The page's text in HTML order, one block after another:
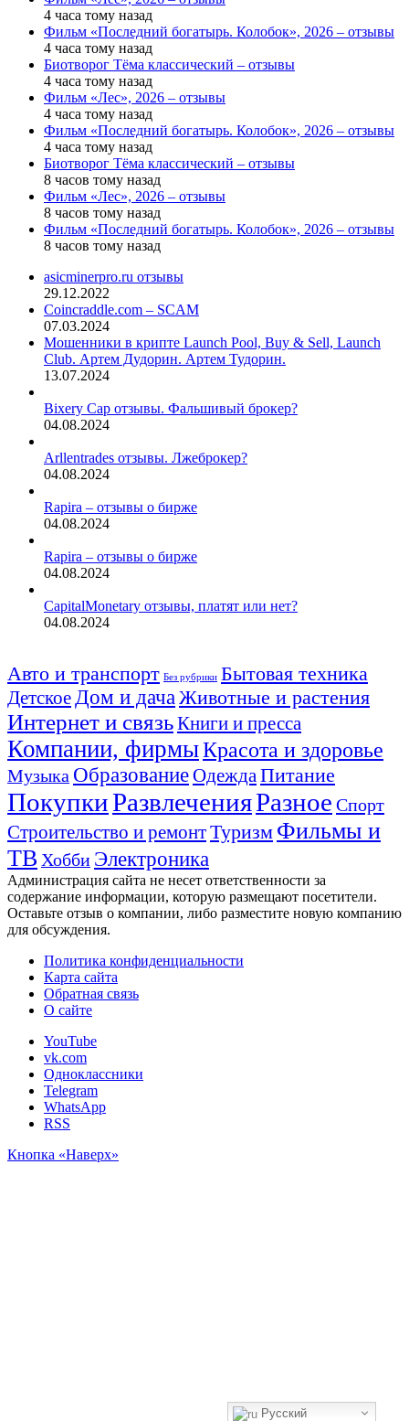
4 часа тому назад
Фильм «Последний богатырь. Колобок», 2026 – отзывы
4 часа тому назад
Биотворог Тёма классический – отзывы
4 часа тому назад
Фильм «Лес», 2026 – отзывы
4 часа тому назад
Фильм «Последний богатырь. Колобок», 2026 – отзывы
4 часа тому назад
Биотворог Тёма классический – отзывы
8 часов тому назад
Фильм «Лес», 2026 – отзывы
8 часов тому назад
Фильм «Последний богатырь. Колобок», 2026 – отзывы
8 часов тому назад
asicminerpro.ru отзывы
29.12.2022
Coincraddle.com – SCAM
07.03.2024
Мошенники в крипте Launch Pool, Buy & Sell, Launch
Club. Артем Дудорин. Артем Тудорин.
13.07.2024
Bixery Cap отзывы. Фальшивый брокер?
04.08.2024
Arllentrades отзывы. Лжеброкер?
04.08.2024
Rapira – отзывы о бирже
04.08.2024
Rapira – отзывы о бирже
04.08.2024
CapitalMonetary отзывы, платят или нет?
04.08.2024
Авто и транспорт Без рубрики Бытовая техника
Детское Дом и дача Животные и растения
Интернет и связьКниги и пресса
Компании, фирмыКрасота и здоровье
Музыка ОбразованиеОдежда Питание
ПокупкиРазвлеченияРазное Спорт
Строительство и ремонтТуризм Фильмы и
ТВ Хобби Электроника
Администрация сайта не несет ответственности за
содержание информации, которую размещают посетители.
Оставьте отзыв о компании, либо разместите новую компанию
для обсуждения.
Политика конфиденциальности
Карта сайта
Обратная связь
О сайте
YouTube
vk.com
Одноклассники
Telegram
WhatsApp
RSS
Кнопка «Наверх»
Русский